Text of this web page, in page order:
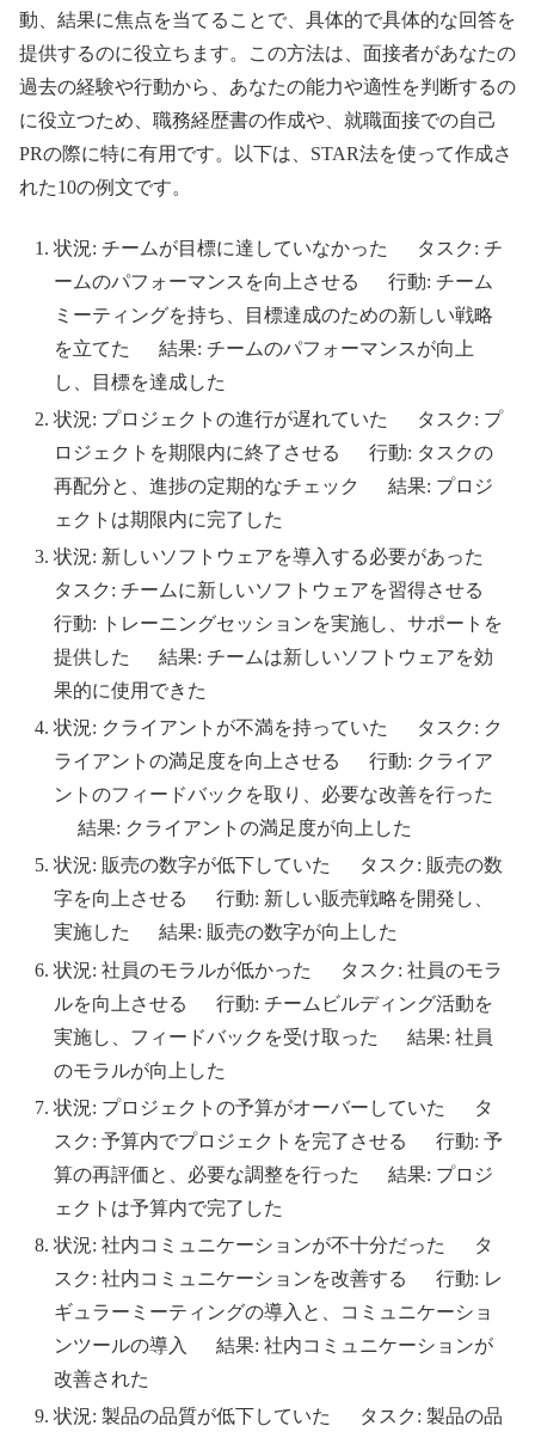
動、結果に焦点を当てることで、具体的で具体的な回答を
提供するのに役立ちます。この方法は、面接者があなたの
過去の経験や行動から、あなたの能力や適性を判断するの
に役立つため、職務経歴書の作成や、就職面接での自己
PRの際に特に有用です。以下は、STAR法を使って作成さ
れた10の例文です。
状況: チームが目標に達していなかった タスク: チ
ームのパフォーマンスを向上させる 行動: チーム
ミーティングを持ち、目標達成のための新しい戦略
を立てた 結果: チームのパフォーマンスが向上
し、目標を達成した
状況: プロジェクトの進行が遅れていた タスク: プ
ロジェクトを期限内に終了させる 行動: タスクの
再配分と、進捗の定期的なチェック 結果: プロジ
ェクトは期限内に完了した
状況: 新しいソフトウェアを導入する必要があった
タスク: チームに新しいソフトウェアを習得させる
行動: トレーニングセッションを実施し、サポートを
提供した 結果: チームは新しいソフトウェアを効
果的に使用できた
状況: クライアントが不満を持っていた タスク: ク
ライアントの満足度を向上させる 行動: クライア
ントのフィードバックを取り、必要な改善を行った
結果: クライアントの満足度が向上した
状況: 販売の数字が低下していた タスク: 販売の数
字を向上させる 行動: 新しい販売戦略を開発し、
実施した 結果: 販売の数字が向上した
状況: 社員のモラルが低かった タスク: 社員のモラ
ルを向上させる 行動: チームビルディング活動を
実施し、フィードバックを受け取った 結果: 社員
のモラルが向上した
状況: プロジェクトの予算がオーバーしていた タ
スク: 予算内でプロジェクトを完了させる 行動: 予
算の再評価と、必要な調整を行った 結果: プロジ
ェクトは予算内で完了した
状況: 社内コミュニケーションが不十分だった タ
スク: 社内コミュニケーションを改善する 行動: レ
ギュラーミーティングの導入と、コミュニケーショ
ンツールの導入 結果: 社内コミュニケーションが
改善された
状況: 製品の品質が低下していた タスク: 製品の品